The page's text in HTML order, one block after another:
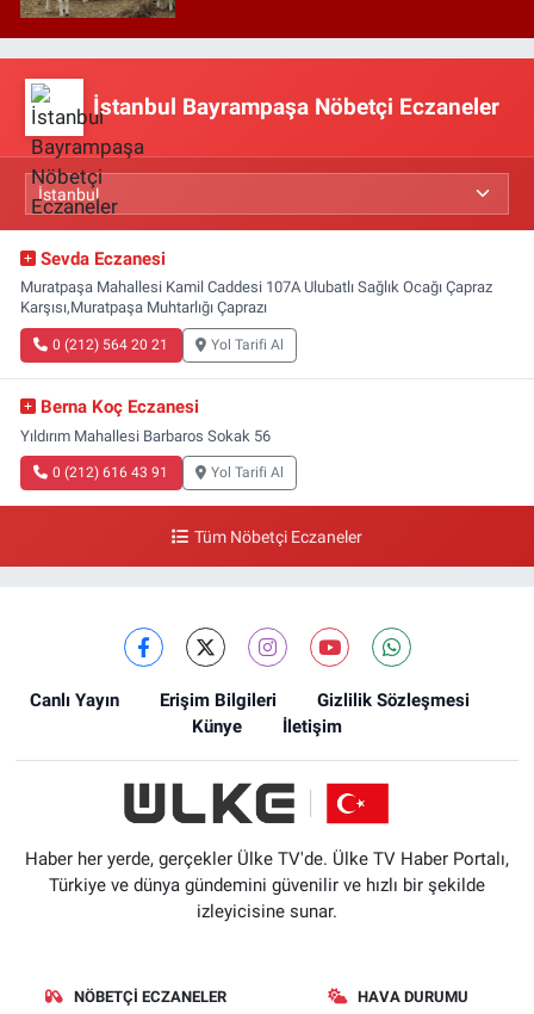
İstanbul Bayrampaşa Nöbetçi Eczaneler
Sevda Eczanesi
Muratpaşa Mahallesi Kamil Caddesi 107A Ulubatlı Sağlık Ocağı Çapraz
Karşısı,Muratpaşa Muhtarlığı Çaprazı
0 (212) 564 20 21 Yol Tarifi Al
Berna Koç Eczanesi
Yıldırım Mahallesi Barbaros Sokak 56
0 (212) 616 43 91 Yol Tarifi Al
Tüm Nöbetçi Eczaneler
Canlı Yayın Erişim Bilgileri
Gizlilik Sözleşmesi
Künye
İletişim
Haber her yerde, gerçekler Ülke TV'de. Ülke TV Haber Portalı,
Türkiye ve dünya gündemini güvenilir ve hızlı bir şekilde
izleyicisine sunar.
NÖBETÇI ECZANELER HAVA DURUMU